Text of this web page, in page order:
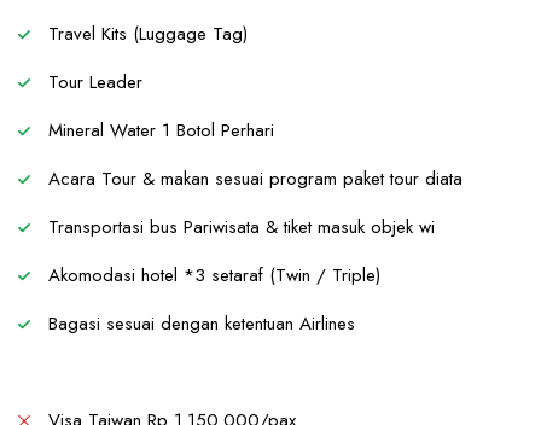
Travel Kits (Luggage Tag)
Tour Leader
Mineral Water 1 Botol Perhari
Acara Tour & makan sesuai program paket tour diata
Transportasi bus Pariwisata & tiket masuk objek wi
Akomodasi hotel *3 setaraf (Twin / Triple)
Bagasi sesuai dengan ketentuan Airlines